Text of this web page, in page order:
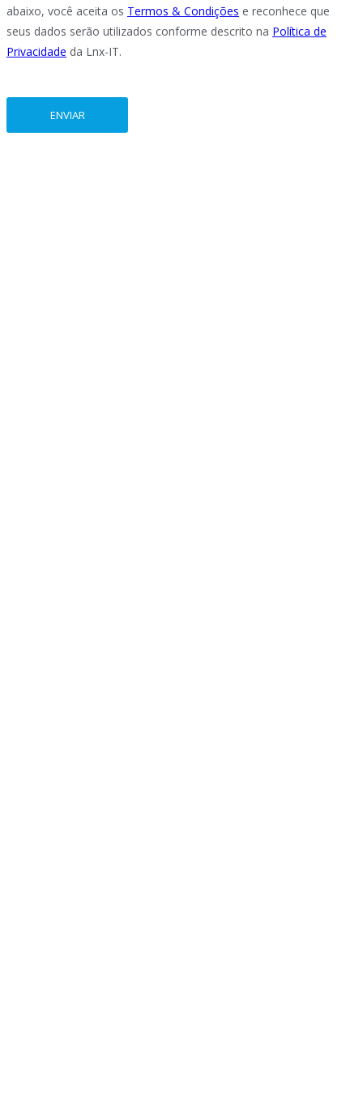
abaixo, você aceita os Termos & Condições e reconhece que
seus dados serão utilizados conforme descrito na Política de
Privacidade da Lnx-IT.